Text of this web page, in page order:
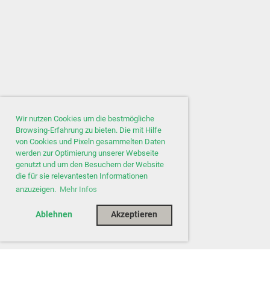
Wir nutzen Cookies um die bestmögliche
Browsing-Erfahrung zu bieten. Die mit Hilfe
von Cookies und Pixeln gesammelten Daten
werden zur Optimierung unserer Webseite
genutzt und um den Besuchern der Website
die für sie relevantesten Informationen
anzuzeigen. Mehr Infos
Ablehnen Akzeptieren